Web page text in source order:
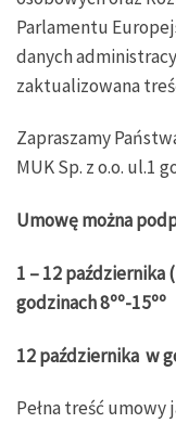
Parlamentu
danych
zaktualizowana
Zapraszamy
MUK Sp. z o.o. ul.1
Umowę można
1 – 12 października
godzinach 8ºº-15ºº
12 października w
Pełna treść